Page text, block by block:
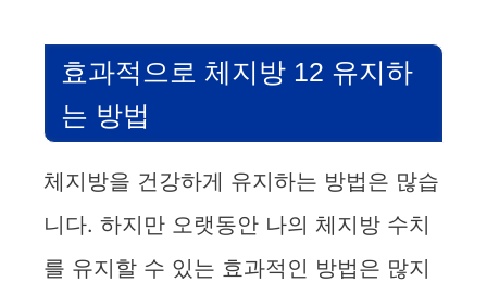
효과적으로 체지방 12 유지하
는 방법
체지방을 건강하게 유지하는 방법은 많습
니다. 하지만 오랫동안 나의 체지방 수치
를 유지할 수 있는 효과적인 방법은 많지